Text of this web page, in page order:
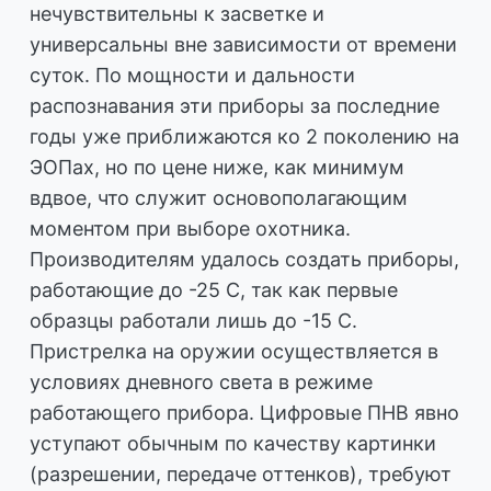
нечувствительны к засветке и
универсальны вне зависимости от времени
суток. По мощности и дальности
распознавания эти приборы за последние
годы уже приближаются ко 2 поколению на
ЭОПах, но по цене ниже, как минимум
вдвое, что служит основополагающим
моментом при выборе охотника.
Производителям удалось создать приборы,
работающие до -25 С, так как первые
образцы работали лишь до -15 С.
Пристрелка на оружии осуществляется в
условиях дневного света в режиме
работающего прибора. Цифровые ПНВ явно
уступают обычным по качеству картинки
(разрешении, передаче оттенков), требуют